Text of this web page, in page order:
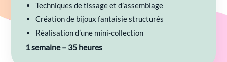
Techniques de tissage et d’assemblage
Création de bijoux fantaisie structurés
Réalisation d’une mini-collection
1 semaine – 35 heures